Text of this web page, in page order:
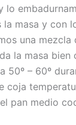
lo
la masa y con
una
la masa bien
50º – 60º
coja
pan medio